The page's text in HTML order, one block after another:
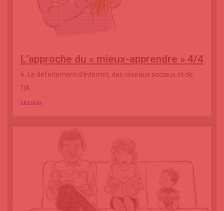
L’approche du « mieux-apprendre » 4/4
6. Le déferlement d’Internet, des réseaux sociaux et de
l’IA...
Lire plus